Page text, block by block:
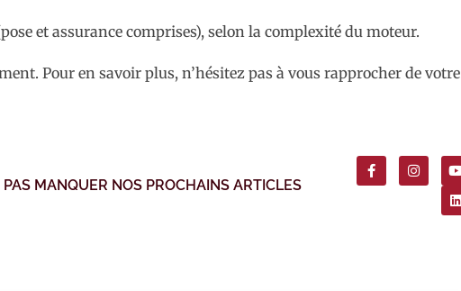
et assurance comprises), selon la complexité du moteur.
Pour en savoir plus, n’hésitez pas à vous rapprocher de votre
MANQUER NOS PROCHAINS ARTICLES